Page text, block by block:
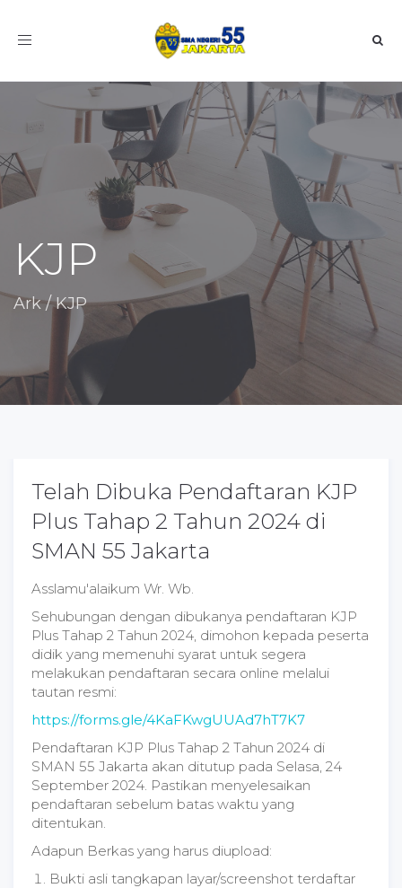
Toggle
KJP
Ark/KJP
Telah Dibuka Pendaftaran KJP
Plus Tahap 2 Tahun 2024 di
SMAN 55 Jakarta
Asslamu'alaikum Wr. Wb.
Sehubungan dengan dibukanya pendaftaran KJP
Plus Tahap 2 Tahun 2024, dimohon kepada peserta
didik yang memenuhi syarat untuk segera
melakukan pendaftaran secara online melalui
tautan resmi:
https://forms.gle/4KaFKwgUUAd7hT7K7
Pendaftaran KJP Plus Tahap 2 Tahun 2024 di
SMAN 55 Jakarta akan ditutup pada Selasa, 24
September 2024. Pastikan menyelesaikan
pendaftaran sebelum batas waktu yang
ditentukan.
Adapun Berkas yang harus diupload:
Bukti asli tangkapan layar/screenshot terdaftar